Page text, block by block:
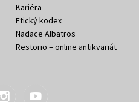
Kariéra
Etický kodex
Nadace Albatros
Restorio – online antikvariát